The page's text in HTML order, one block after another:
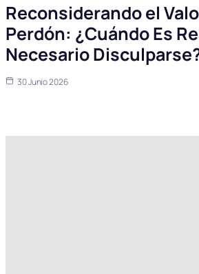
Reconsiderando el
Perdón: ¿Cuándo Es
Necesario
30 Junio 2026